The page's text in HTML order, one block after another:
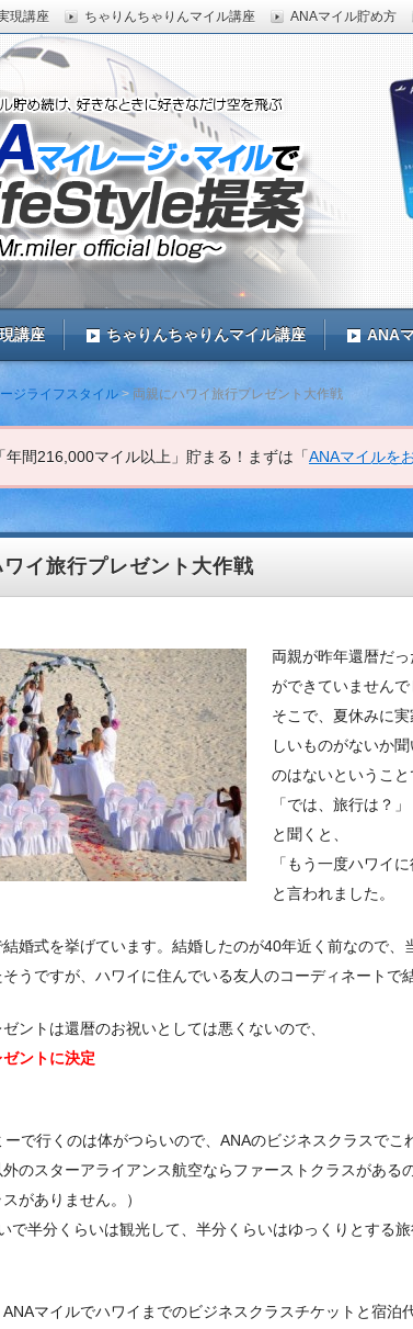
現講座 ちゃりんちゃりんマイル講座 ANAマイル貯め方
レージ・マイルで新
を年間最低216,000マイル獲得するMr.マイラーのブ
に行きたい人、毎月、国内旅行したい人必見。
講座 ちゃりんちゃりんマイル講座 ANA
ジライフスタイル 両親にハワイ旅行プレゼント大作戦
年間216,000マイル以上」貯まる！まずは「ANAマイルを
イ旅行プレゼント大作戦
両親が昨年還暦だ
ができていませんで
そこで、夏休みに
しいものがないか
のはないということ
「では、旅行は？」
と聞くと、
「もう一度ハワイに
と言われました。
婚式を挙げています。結婚したのが40年近く前なので、
うですが、ハワイに住んでいる友人のコーディネートで
ントは還暦のお祝いとしては悪くないので、
ントに決定
で行くのは体がつらいので、ANAのビジネスクラスでこ
外のスターアライアンス航空ならファーストクラスがある
がありません。）
で半分くらいは観光して、半分くらいはゆっくりとする
マイルでハワイまでのビジネスクラスチケットと宿泊